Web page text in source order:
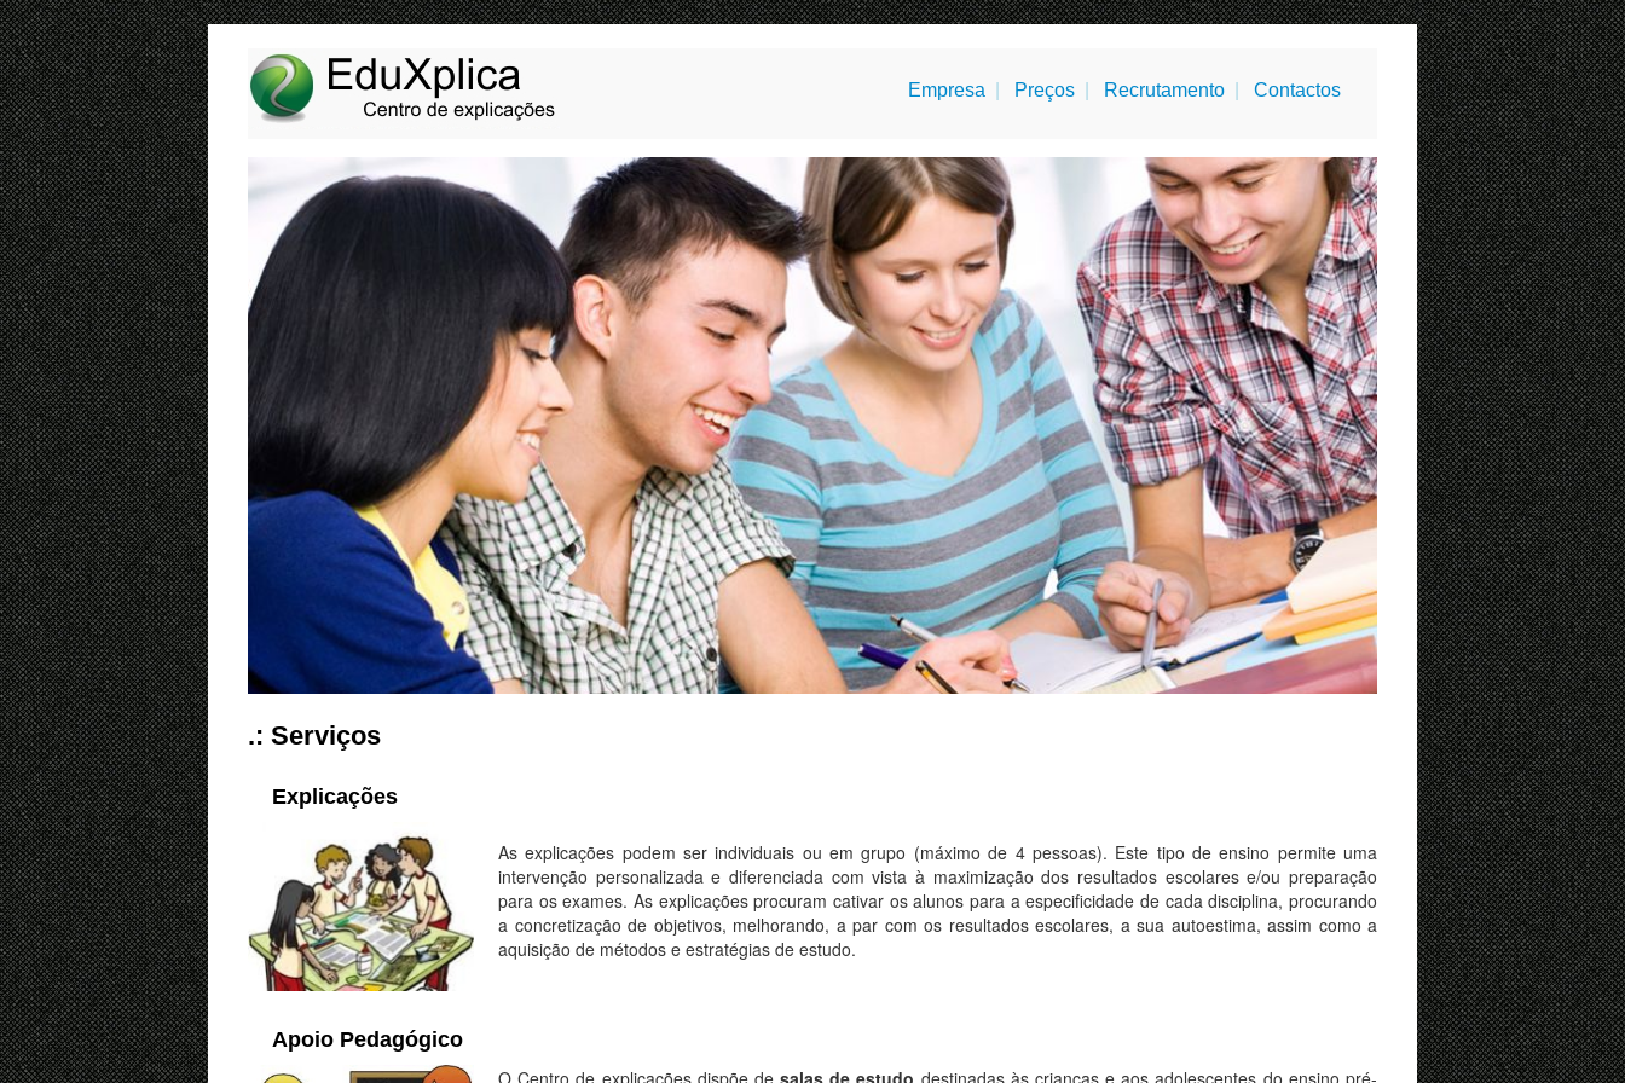
Empresa Preços Recrutamento Contactos
.: Serviços
Explicações
As explicações podem ser individuais ou em grupo (máximo de 4 pessoas). Este tipo de ensino permite uma
intervenção personalizada e diferenciada com vista à maximização dos resultados escolares e/ou preparação
para os exames. As explicações procuram cativar os alunos para a especificidade de cada disciplina, procurando
a concretização de objetivos, melhorando, a par com os resultados escolares, a sua autoestima, assim como a
aquisição de métodos e estratégias de estudo.
Apoio Pedagógico
O Centro de explicações dispõe desalas de estudo destinadas às crianças e aos adolescentes do ensino pré-